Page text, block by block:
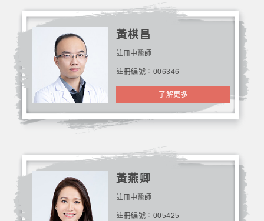
黃棋昌
註冊中醫師
註冊編號︰006346
了解更多
黃燕卿
註冊中醫師
註冊編號︰005425